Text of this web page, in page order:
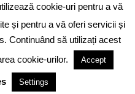
DE CONFIDENTIALITATE
CONDITII
cookie-uri pentru a vă
și pentru a vă oferi servicii și
Continuând să utilizați acest
cookie-urilor.
Accept
Settings